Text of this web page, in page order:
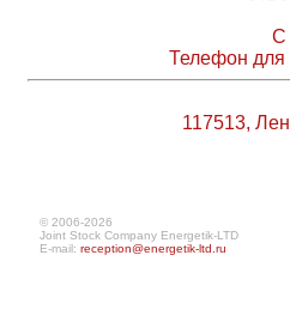
С
Телефон для
117513,
© 2006-2026
Joint Stock Company Energetik-LTD
E-mail: reception@energetik-ltd.ru